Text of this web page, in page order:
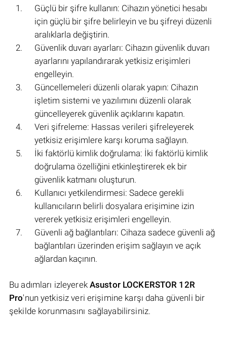
Güçlü bir şifre kullanın: Cihazın yönetici hesabı
için güçlü bir şifre belirleyin ve bu şifreyi düzenli
aralıklarla değiştirin.
Güvenlik duvarı ayarları: Cihazın güvenlik duvarı
ayarlarını yapılandırarak yetkisiz erişimleri
engelleyin.
Güncellemeleri düzenli olarak yapın: Cihazın
işletim sistemi ve yazılımını düzenli olarak
güncelleyerek güvenlik açıklarını kapatın.
Veri şifreleme: Hassas verileri şifreleyerek
yetkisiz erişimlere karşı koruma sağlayın.
İki faktörlü kimlik doğrulama: İki faktörlü kimlik
doğrulama özelliğini etkinleştirerek ek bir
güvenlik katmanı oluşturun.
Kullanıcı yetkilendirmesi: Sadece gerekli
kullanıcıların belirli dosyalara erişimine izin
vererek yetkisiz erişimleri engelleyin.
Güvenli ağ bağlantıları: Cihaza sadece güvenli ağ
bağlantıları üzerinden erişim sağlayın ve açık
ağlardan kaçının.
Bu adımları izleyerek Asustor LOCKERSTOR 12R
Pro'nun yetkisiz veri erişimine karşı daha güvenli bir
şekilde korunmasını sağlayabilirsiniz.